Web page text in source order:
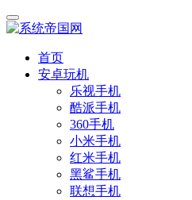
首页
安卓玩机
乐视手机
酷派手机
360手机
小米手机
红米手机
黑鲨手机
联想手机